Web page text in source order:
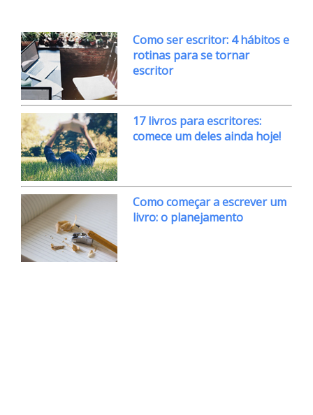
Como ser escritor: 4 hábitos e
rotinas para se tornar
escritor
17 livros para escritores:
comece um deles ainda hoje!
Como começar a escrever um
livro: o planejamento